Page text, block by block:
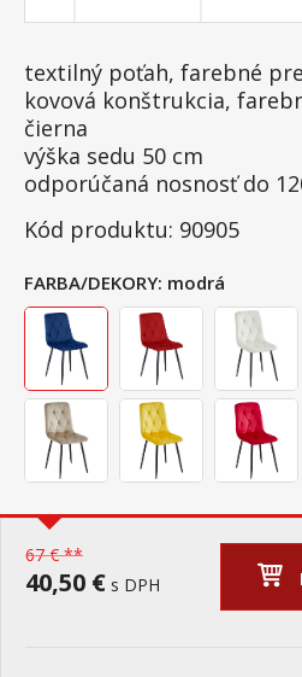
textilný poťah, farebné
kovová konštrukcia,
čierna
výška sedu 50 cm
odporúčaná nosnosť do
Kód produktu: 90905
FARBA/DEKORY: modrá
67 € **
40,50 € s DPH